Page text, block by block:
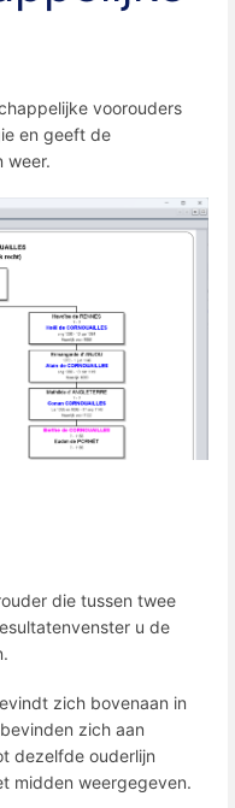
voorouders
en geeft de
weer.
die tussen twee
u de
zich bovenaan in
zich aan
dezelfde ouderlijn
midden weergegeven.